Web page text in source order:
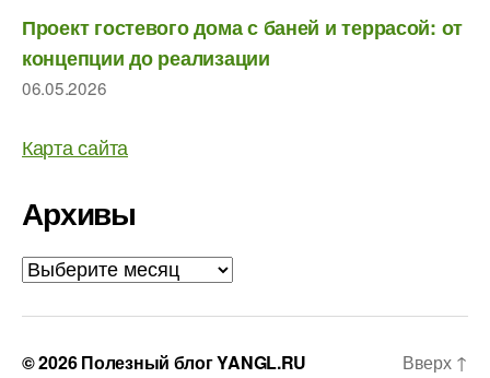
Проект гостевого дома с баней и террасой: от
концепции до реализации
06.05.2026
Карта сайта
Архивы
Архивы
© 2026Полезный блог YANGL.RU Вверх ↑